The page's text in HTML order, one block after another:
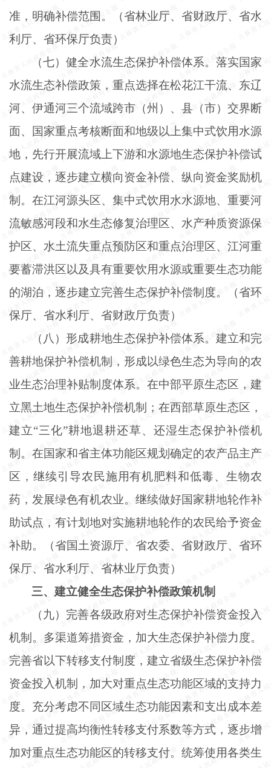
准，明确补偿范围。（省林业厅、省财政厅、省水
利厅、省环保厅负责）
（七）健全水流生态保护补偿体系。落实国家
水流生态补偿政策，重点选择在松花江干流、东辽
河、伊通河三个流域跨市（州）、县（市）交界断
面、国家重点考核断面和地级以上集中式饮用水源
地，先行开展流域上下游和水源地生态保护补偿试
点建设，逐步建立横向资金补偿、纵向资金奖励机
制。在江河源头区、集中式饮用水水源地、重要河
流敏感河段和水生态修复治理区、水产种质资源保
护区、水土流失重点预防区和重点治理区、江河重
要蓄滞洪区以及具有重要饮用水源或重要生态功能
的湖泊，逐步建立完善生态保护补偿制度。（省环
保厅、省水利厅、省财政厅负责）
（八）形成耕地生态保护补偿体系。建立和完
善耕地保护补偿机制，形成以绿色生态为导向的农
业生态治理补贴制度体系。在中部平原生态区，建
立黑土地生态保护补偿机制；在西部草原生态区，
建立“三化”耕地退耕还草、还湿生态保护补偿机
制。在国家和省主体功能区规划确定的农产品主产
区，继续引导农民施用有机肥料和低毒、生物农
药，发展绿色有机农业。继续做好国家耕地轮作补
助试点，有计划地对实施耕地轮作的农民给予资金
补助。（省国土资源厅、省农委、省财政厅、省环
保厅、省水利厅、省林业厅负责）
三、建立健全生态保护补偿政策机制
（九）完善各级政府对生态保护补偿资金投入
机制。多渠道筹措资金，加大生态保护补偿力度。
完善省以下转移支付制度，建立省级生态保护补偿
资金投入机制，加大对重点生态功能区域的支持力
度。充分考虑不同区域生态功能因素和支出成本差
异，通过提高均衡性转移支付系数等方式，逐步增
加对重点生态功能区的转移支付。统筹使用各类生